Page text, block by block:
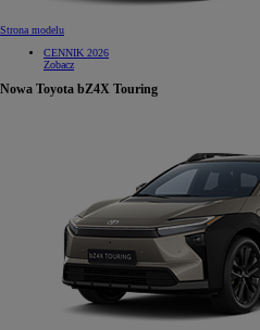
Strona modelu
CENNIK 2026
Zobacz
Nowa Toyota bZ4X Touring